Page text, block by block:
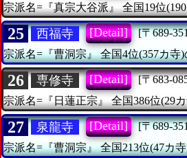
宗派名=『真宗大谷派』
全国19位
25 西福寺 [Detail] [〒689-
宗派名=『曹洞宗』 全国4位(357カ寺
26 専修寺 [Detail] [〒683-
宗派名=『日蓮正宗』
全国386位(29
27 泉龍寺 [Detail] [〒689-
宗派名=『曹洞宗』 全国213位(47カ